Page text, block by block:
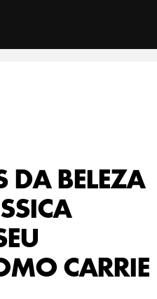
Sarah Jessica Parker em
DA BELEZA
CARRIE